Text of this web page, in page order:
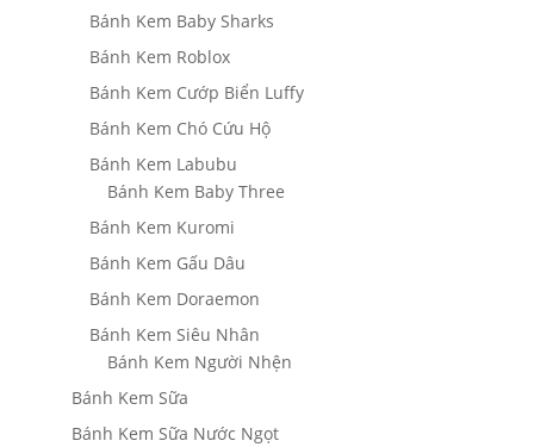
Bánh Kem Baby Sharks
Bánh Kem Roblox
Bánh Kem Cướp Biển Luffy
Bánh Kem Chó Cứu Hộ
Bánh Kem Labubu
Bánh Kem Baby Three
Bánh Kem Kuromi
Bánh Kem Gấu Dâu
Bánh Kem Doraemon
Bánh Kem Siêu Nhân
Bánh Kem Người Nhện
Bánh Kem Sữa
Bánh Kem Sữa Nước Ngọt